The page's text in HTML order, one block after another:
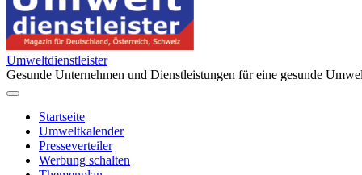
Umweltdienstleister
Gesunde Unternehmen und Dienstleistungen für eine gesunde
Startseite
Umweltkalender
Presseverteiler
Werbung schalten